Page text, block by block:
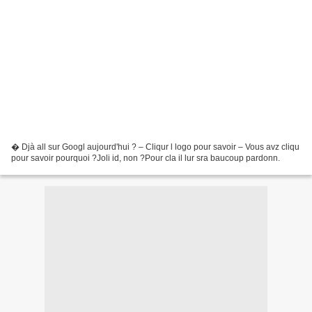
� Djà all sur Googl aujourd'hui ? – Cliqur l logo pour savoir – Vous avz cliqu
pour savoir pourquoi ?Joli id, non ?Pour cla il lur sra baucoup pardonn.